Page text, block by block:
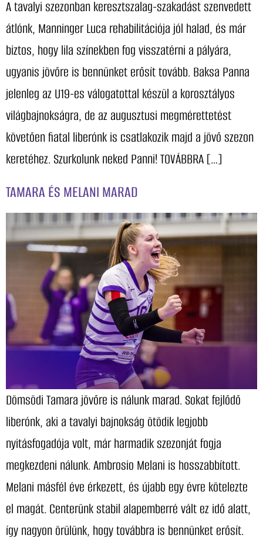
A tavalyi szezonban keresztszalag-szakadást szenvedett
átlónk, Manninger Luca rehabilitációja jól halad, és már
biztos, hogy lila színekben fog visszatérni a pályára,
ugyanis jövőre is bennünket erősít tovább. Baksa Panna
jelenleg az U19-es válogatottal készül a korosztályos
világbajnokságra, de az augusztusi megmérettetést
követően fiatal liberónk is csatlakozik majd a jövő szezon
keretéhez. Szurkolunk neked Panni! TOVÁBBRA […]
TAMARA ÉS MELANI MARAD
Dömsödi Tamara jövőre is nálunk marad. Sokat fejlődő
liberónk, aki a tavalyi bajnokság ötödik legjobb
nyitásfogadója volt, már harmadik szezonját fogja
megkezdeni nálunk. Ambrosio Melani is hosszabbított.
Melani másfél éve érkezett, és újabb egy évre kötelezte
el magát. Centerünk stabil alapemberré vált ez idő alatt,
így nagyon örülünk, hogy továbbra is bennünket erősít.